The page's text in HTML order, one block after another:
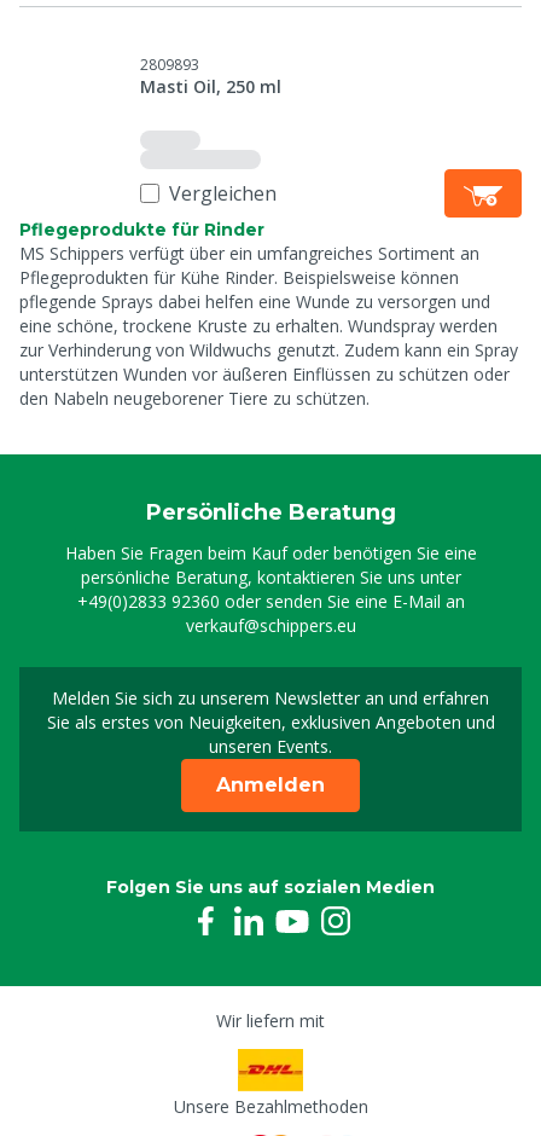
2809893
Masti Oil, 250 ml
Vergleichen
Pflegeprodukte für Rinder
MS Schippers verfügt über ein umfangreiches Sortiment an
Pflegeprodukten für Kühe Rinder. Beispielsweise können
pflegende Sprays dabei helfen eine Wunde zu versorgen und
eine schöne, trockene Kruste zu erhalten. Wundspray werden
zur Verhinderung von Wildwuchs genutzt. Zudem kann ein Spray
unterstützen Wunden vor äußeren Einflüssen zu schützen oder
den Nabeln neugeborener Tiere zu schützen.
Persönliche Beratung
Haben Sie Fragen beim Kauf oder benötigen Sie eine
persönliche Beratung, kontaktieren Sie uns unter
+49(0)2833 92360 oder senden Sie eine E-Mail an
verkauf@schippers.eu
Melden Sie sich zu unserem Newsletter an und erfahren
Sie als erstes von Neuigkeiten, exklusiven Angeboten und
unseren Events.
Melden Sie sich für
Anmelden
Folgen Sie uns auf sozialen Medien
Wir liefern mit
Unsere Bezahlmethoden